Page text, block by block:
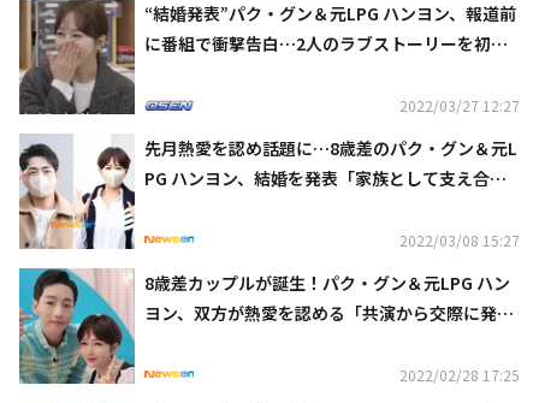
“結婚発表”パク・グン＆元LPG ハンヨン、報道前
に番組で衝撃告白…2人のラブストーリーを初公
2022/03/27 12:27
先月熱愛を認め話題に…8歳差のパク・グン＆元L
PG ハンヨン、結婚を発表「家族として支え合い
2022/03/08 15:27
8歳差カップルが誕生！パク・グン＆元LPG ハン
ヨン、双方が熱愛を認める「共演から交際に発
2022/02/28 17:25